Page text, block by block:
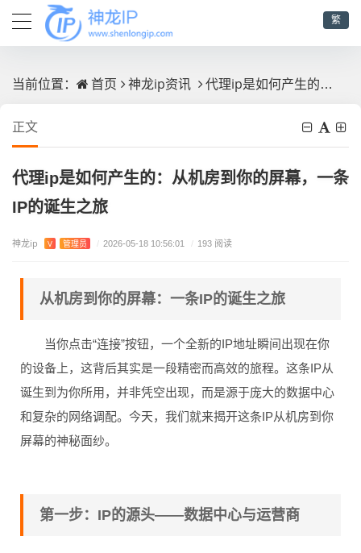
繁
当前位置： 首页 神龙ip资讯 代理ip是如何产生的：从机房到你的屏幕，一条IP的诞生之旅
正文
代理ip是如何产生的：从机房到你的屏幕，一条
IP的诞生之旅
神龙ip V 管理员 / 2026-05-18 10:56:01 / 193 阅读
从机房到你的屏幕：一条IP的诞生之旅
当你点击“连接”按钮，一个全新的IP地址瞬间出现在你
的设备上，这背后其实是一段精密而高效的旅程。这条IP从
诞生到为你所用，并非凭空出现，而是源于庞大的数据中心
和复杂的网络调配。今天，我们就来揭开这条IP从机房到你
屏幕的神秘面纱。
第一步：IP的源头——数据中心与运营商